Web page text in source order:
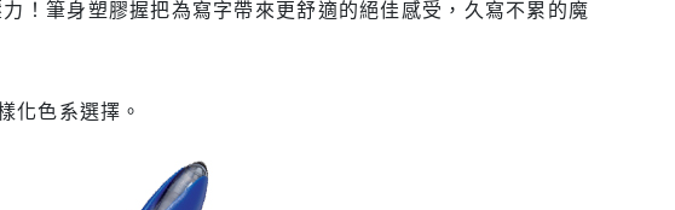
！筆身塑膠握把為寫字帶來更舒適的絕佳感受，久寫不累的魔
化色系選擇。